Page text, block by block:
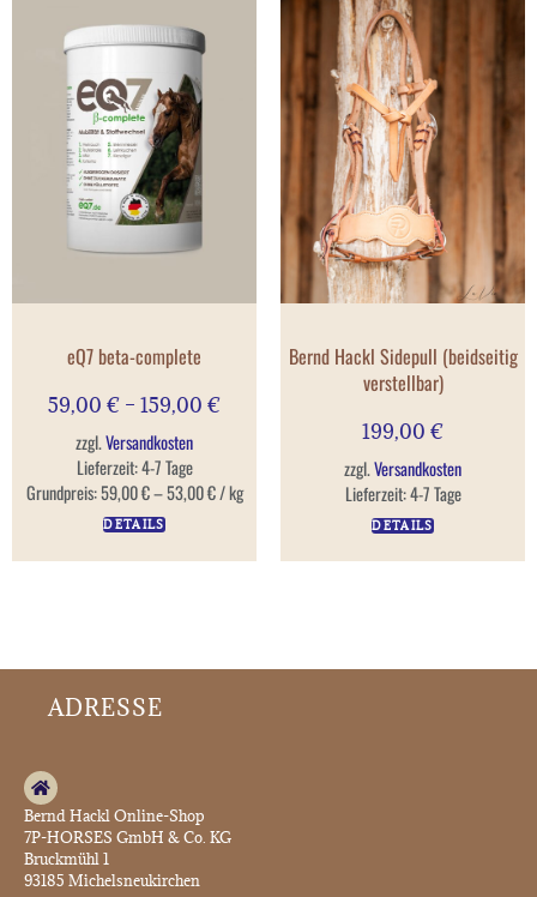
eQ7 beta-complete
59,00 € – 159,00 €
zzgl.Versandkosten
Lieferzeit:4-7 Tage
Grundpreis:59,00€–53,00€/kg
DETAILS
Bernd Hackl Sidepull (beidseitig
verstellbar)
199,00 €
zzgl.Versandkosten
Lieferzeit:4-7 Tage
DETAILS
ADRESSE
Bernd Hackl Online-Shop
7P-HORSES GmbH & Co. KG
Bruckmühl 1
93185 Michelsneukirchen